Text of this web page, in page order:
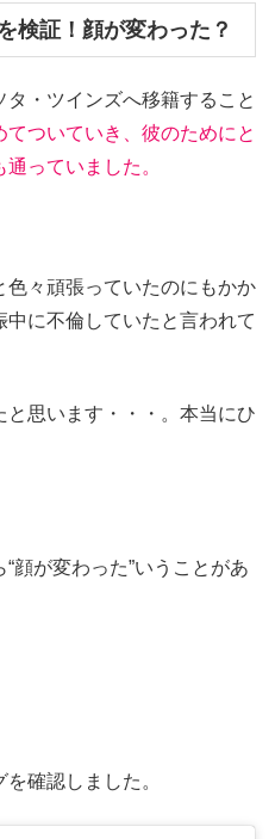
検証！顔が変わった？
・ツインズへ移籍すること
てついていき、彼のためにと
っていました。
々頑張っていたのにもかか
に不倫していたと言われて
思います・・・。本当にひ
顔が変わった”いうことがあ
確認しました。